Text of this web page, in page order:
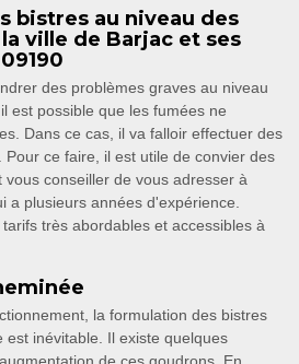
bistres au niveau des
ville de Barjac et ses
des problèmes graves au niveau
est possible que les fumées ne
Dans ce cas, il va falloir effectuer des
ce faire, il est utile de convier des
vous conseiller de vous adresser à
a plusieurs années d'expérience.
très abordables et accessibles à
la formulation des bistres
est inévitable. Il existe quelques